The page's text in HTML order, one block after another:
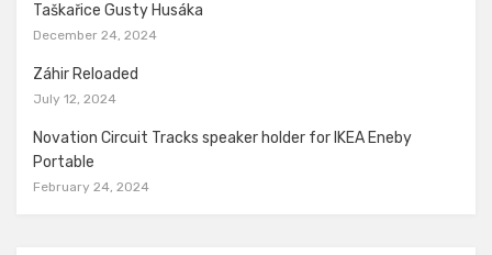
Taškařice Gusty Husáka
December 24, 2024
Záhir Reloaded
July 12, 2024
Novation Circuit Tracks speaker holder for IKEA Eneby
Portable
February 24, 2024